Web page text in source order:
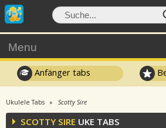
Menu
Anfänger tabs
Ukulele Tabs Scotty Sire
SCOTTY SIRE UKE TABS